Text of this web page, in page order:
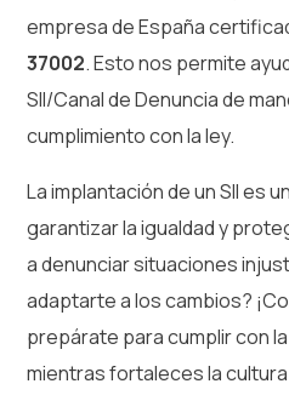
empresa de España
37002. Esto nos permite
SII/Canal de Denuncia de
cumplimiento con la ley.
La implantación de un SII es
garantizar la igualdad y
a denunciar situaciones
adaptarte a los cambios?
prepárate para cumplir con
mientras fortaleces la